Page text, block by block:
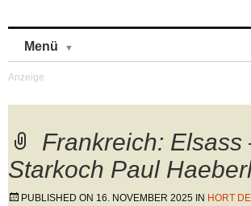
Menü
Frankreich: Elsass
Starkoch Paul
PUBLISHED ON 16. NOVEMBER 2025 IN HORT